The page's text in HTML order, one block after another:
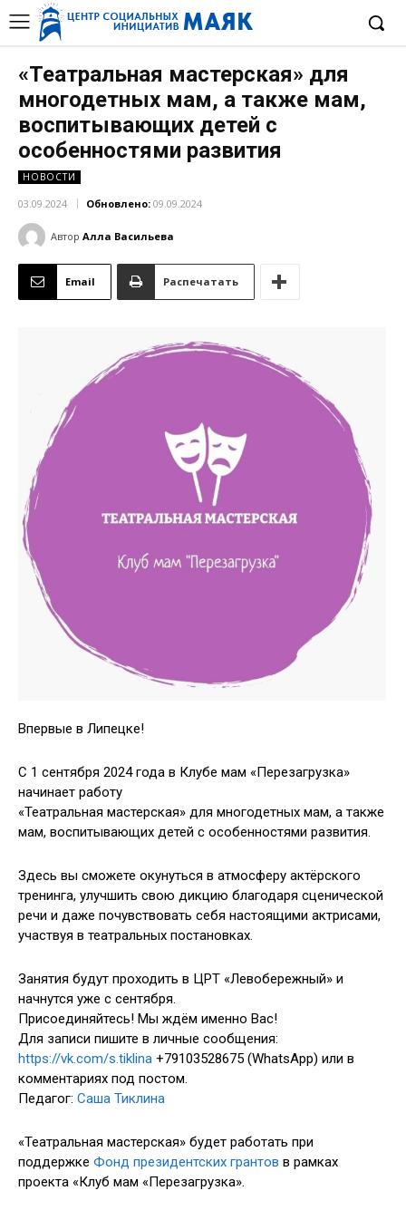
«Театральная мастерская» для
многодетных мам, а также мам,
воспитывающих детей с
особенностями развития
НОВОСТИ
03.09.2024 Обновлено: 09.09.2024
Автор Алла Васильева
Email Распечатать
Впервые в Липецке!
С 1 сентября 2024 года в Клубе мам «Перезагрузка»
начинает работу
«Театральная мастерская» для многодетных мам, а также
мам, воспитывающих детей с особенностями развития.
Здесь вы сможете окунуться в атмосферу актёрского
тренинга, улучшить свою дикцию благодаря сценической
речи и даже почувствовать себя настоящими актрисами,
участвуя в театральных постановках.
Занятия будут проходить в ЦРТ «Левобережный» и
начнутся уже с сентября.
Присоединяйтесь! Мы ждём именно Вас!
Для записи пишите в личные сообщения:
https://vk.com/s.tiklina +79103528675 (WhatsApp) или в
комментариях под постом.
Педагог: Саша Тиклина
«Театральная мастерская» будет работать при
поддержке Фонд президентских грантов в рамках
проекта «Клуб мам «Перезагрузка».